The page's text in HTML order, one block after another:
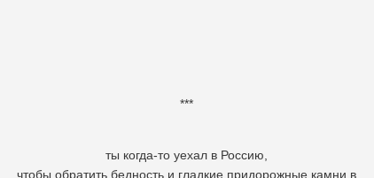
***
ты когда-то уехал в Россию,
чтобы обратить бедность и гладкие придорожные камни в